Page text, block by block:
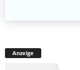
Anzeige